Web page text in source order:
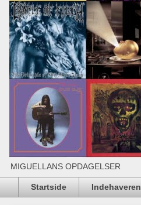
MIGUELLANS OPDAGELSER
Startside Indehaveren